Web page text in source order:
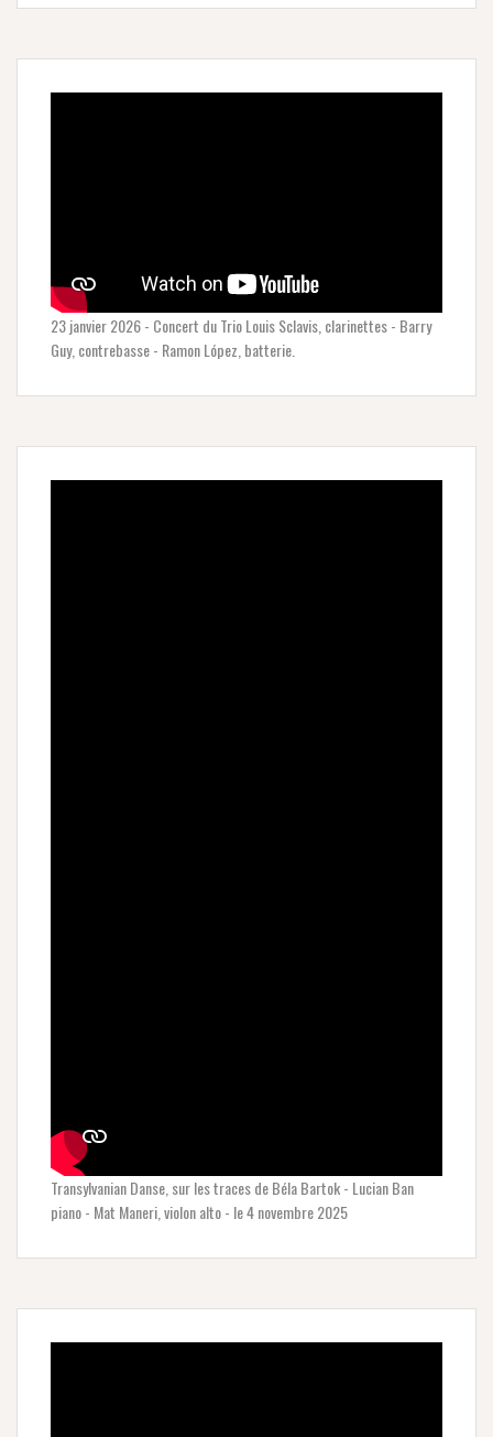
23 janvier 2026 - Concert du Trio Louis Sclavis, clarinettes - Barry
Guy, contrebasse - Ramon López, batterie.
Transylvanian Danse, sur les traces de Béla Bartok - Lucian Ban
piano - Mat Maneri, violon alto - le 4 novembre 2025